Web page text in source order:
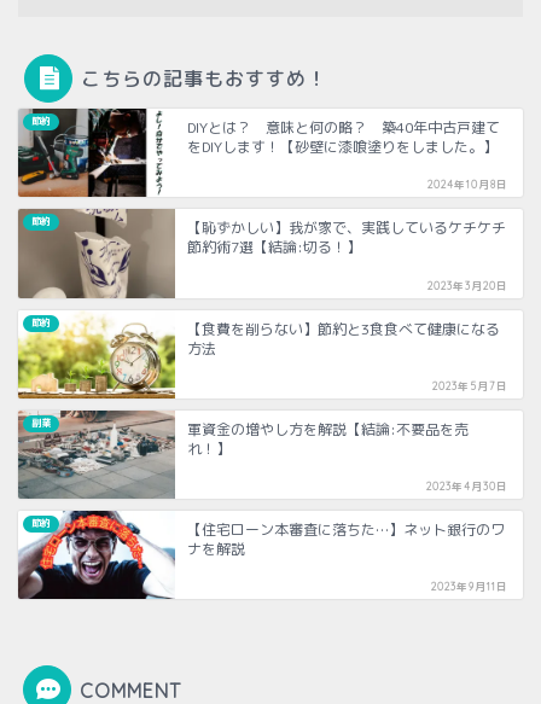
こちらの記事もおすすめ！
節約
DIYとは？ 意味と何の略？ 築40年中古戸建て
をDIYします！【砂壁に漆喰塗りをしました。】
2024年10月8日
節約
【恥ずかしい】我が家で、実践しているケチケチ
節約術7選【結論:切る！】
2023年3月20日
節約
【食費を削らない】節約と3食食べて健康になる
方法
2023年5月7日
副業
軍資金の増やし方を解説【結論:不要品を売
れ！】
2023年4月30日
節約
【住宅ローン本審査に落ちた…】ネット銀行のワ
ナを解説
2023年9月11日
COMMENT